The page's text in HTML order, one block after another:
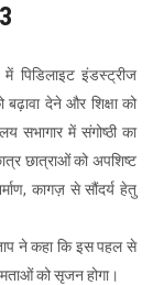
में पिडिलाइट इंडस्ट्रीज
देने और शिक्षा को
सभागार में संगोष्ठी का
छात्राओं को अपशिष्ट
कागज़ से सौंदर्य हेतु
ने कहा कि इस पहल से
को सृजन होगा।